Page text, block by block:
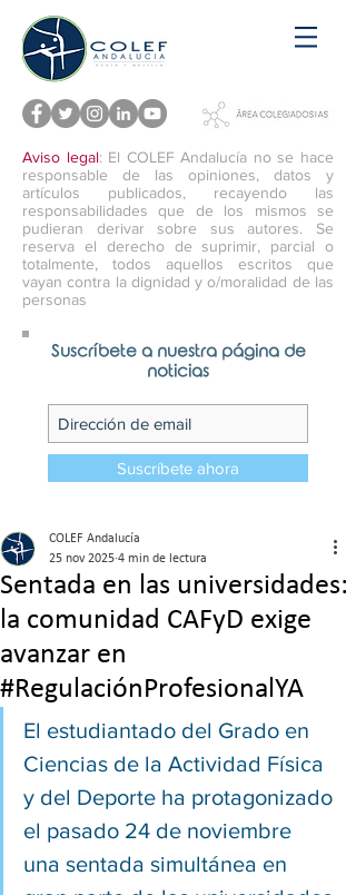
Aviso legal: El COLEF Andalucía no se hace
responsable de las opiniones, datos y
artículos publicados, recayendo las
responsabilidades que de los mismos se
pudieran derivar sobre sus autores. Se
reserva el derecho de suprimir, parcial o
totalmente, todos aquellos escritos que
vayan contra la dignidad y o/moralidad de las
personas
Suscríbete a nuestra página de
noticias
Suscríbete ahora
Sentada en las universidades:
la comunidad CAFyD exige
avanzar en
#RegulaciónProfesionalYA
COLEF Andalucía
25 nov 2025 4 min de lectura
El estudiantado del Grado en
Ciencias de la Actividad Física
y del Deporte ha protagonizado
el pasado 24 de noviembre
una sentada simultánea en